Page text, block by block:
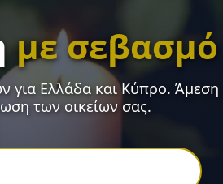
με σεβασμό
για Ελλάδα και Κύπρο. Άμεση
των οικείων σας.